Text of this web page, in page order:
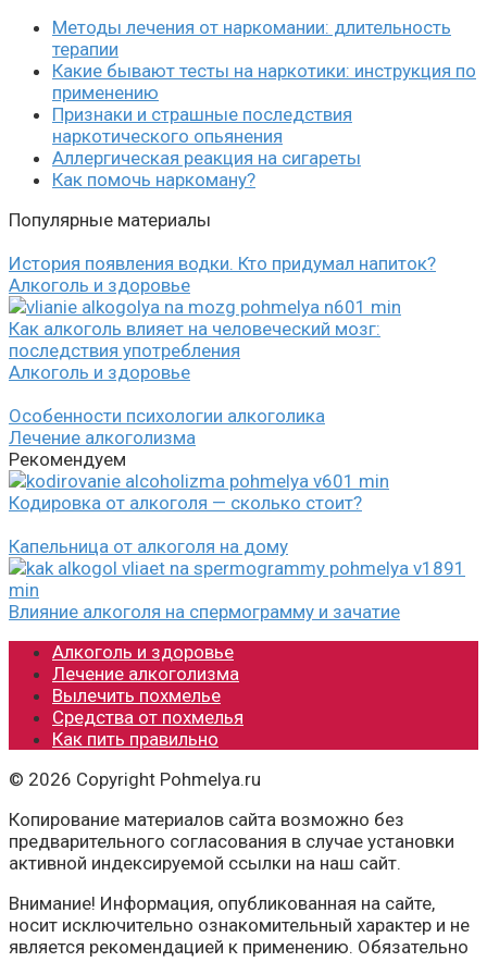
Методы лечения от наркомании: длительность
терапии
Какие бывают тесты на наркотики: инструкция по
применению
Признаки и страшные последствия
наркотического опьянения
Аллергическая реакция на сигареты
Как помочь наркоману?
Популярные материалы
История появления водки. Кто придумал напиток?
Алкоголь и здоровье
Как алкоголь влияет на человеческий мозг:
последствия употребления
Алкоголь и здоровье
Особенности психологии алкоголика
Лечение алкоголизма
Рекомендуем
Кодировка от алкоголя — сколько стоит?
Капельница от алкоголя на дому
Влияние алкоголя на спермограмму и зачатие
Алкоголь и здоровье
Лечение алкоголизма
Вылечить похмелье
Средства от похмелья
Как пить правильно
© 2026 Copyright Pohmelya.ru
Копирование материалов сайта возможно без
предварительного согласования в случае установки
активной индексируемой ссылки на наш сайт.
Внимание! Информация, опубликованная на сайте,
носит исключительно ознакомительный характер и не
является рекомендацией к применению. Обязательно